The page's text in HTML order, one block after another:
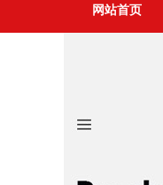
网站首页